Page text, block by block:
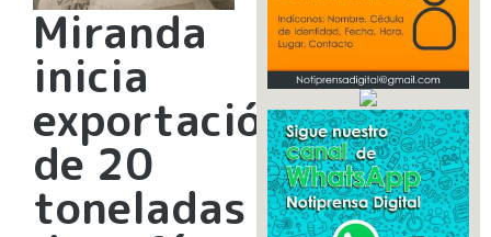
Miranda
inicia
exportación
de 20
toneladas